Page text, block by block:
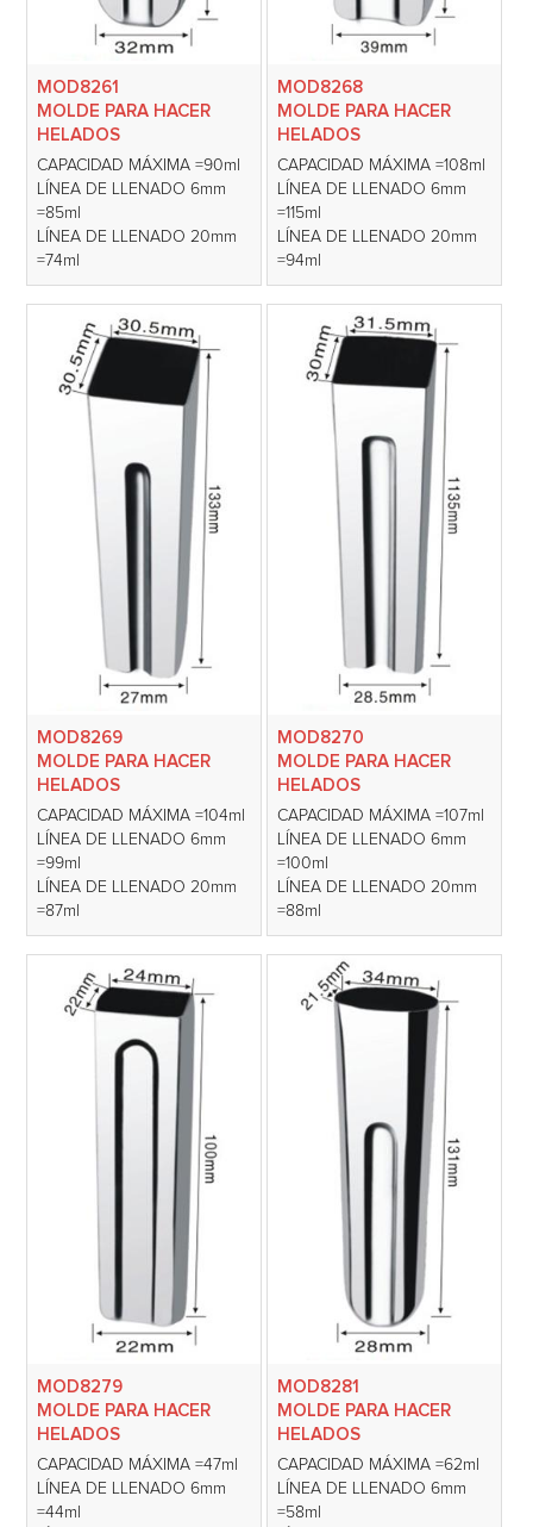
MOD8261
MOLDE PARA HACER
HELADOS
CAPACIDAD MÁXIMA =90ml
LÍNEA DE LLENADO 6mm
=85ml
LÍNEA DE LLENADO 20mm
=74ml
MOD8268
MOLDE PARA HACER
HELADOS
CAPACIDAD MÁXIMA =108ml
LÍNEA DE LLENADO 6mm
=115ml
LÍNEA DE LLENADO 20mm
=94ml
MOD8269
MOLDE PARA HACER
HELADOS
CAPACIDAD MÁXIMA =104ml
LÍNEA DE LLENADO 6mm
=99ml
LÍNEA DE LLENADO 20mm
=87ml
MOD8270
MOLDE PARA HACER
HELADOS
CAPACIDAD MÁXIMA =107ml
LÍNEA DE LLENADO 6mm
=100ml
LÍNEA DE LLENADO 20mm
=88ml
MOD8279
MOLDE PARA HACER
HELADOS
CAPACIDAD MÁXIMA =47ml
LÍNEA DE LLENADO 6mm
=44ml
MOD8281
MOLDE PARA HACER
HELADOS
CAPACIDAD MÁXIMA =62ml
LÍNEA DE LLENADO 6mm
=58ml